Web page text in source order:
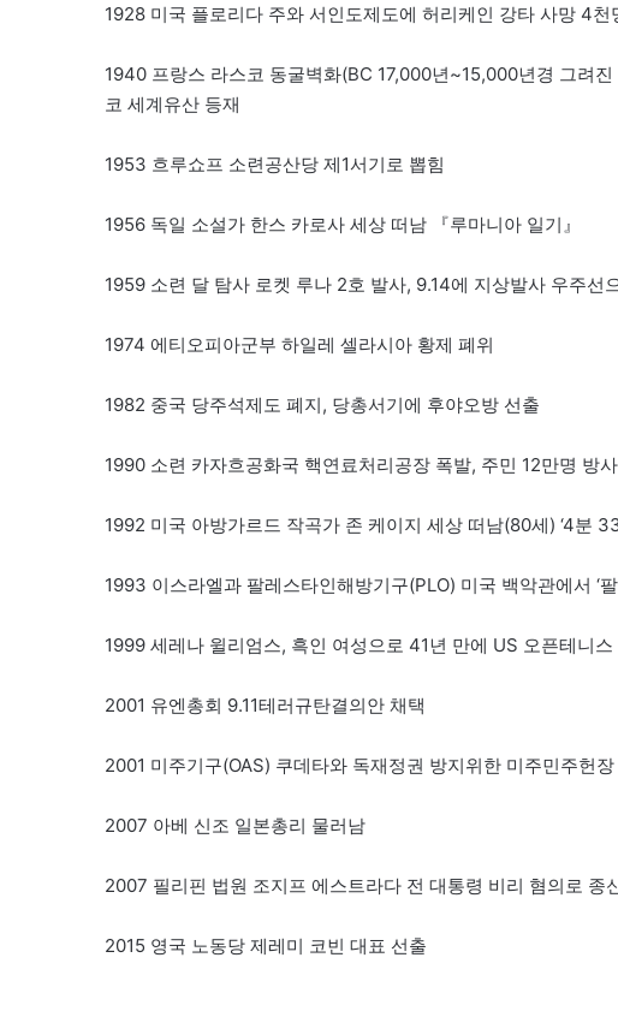
1928 미국 플로리다 주와 서인도제도에 허리케인 강타 사망 4천
1940 프랑스 라스코 동굴벽화(BC 17,000년~15,000년경 그려
코 세계유산 등재
1953 흐루쇼프 소련공산당 제1서기로 뽑힘
1956 독일 소설가 한스 카로사 세상 떠남 『루마니아 일기』
1959 소련 달 탐사 로켓 루나 2호 발사, 9.14에 지상발사 우주선
1974 에티오피아군부 하일레 셀라시아 황제 폐위
1982 중국 당주석제도 폐지, 당총서기에 후야오방 선출
1990 소련 카자흐공화국 핵연료처리공장 폭발, 주민 12만명 방
1992 미국 아방가르드 작곡가 존 케이지 세상 떠남(80세) ‘4분
1993 이스라엘과 팔레스타인해방기구(PLO) 미국 백악관에서 ‘
1999 세레나 윌리엄스, 흑인 여성으로 41년 만에 US 오픈테니스
2001 유엔총회 9.11테러규탄결의안 채택
2001 미주기구(OAS) 쿠데타와 독재정권 방지위한 미주민주헌장
2007 아베 신조 일본총리 물러남
2007 필리핀 법원 조지프 에스트라다 전 대통령 비리 혐의로 종
2015 영국 노동당 제레미 코빈 대표 선출